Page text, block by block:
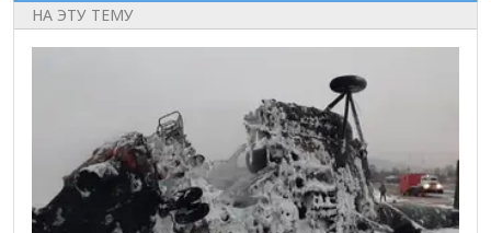
НА ЭТУ ТЕМУ